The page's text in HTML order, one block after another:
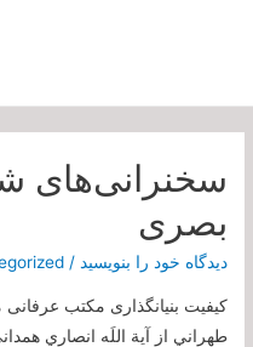
سخنرانی‌های
بصری
دیدگاه‌ خود را بنویسید /
طهراني از آية اللَه انصاري